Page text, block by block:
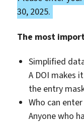
30, 2025.
The most
Simplified
A DOI makes
the entry
Who can
Anyone who